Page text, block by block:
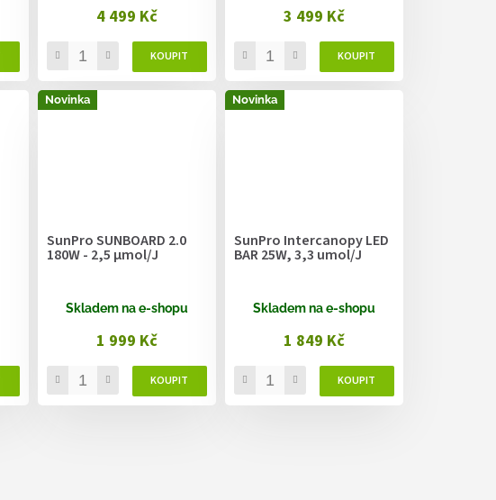
4 499 Kč 3 499 Kč
Novinka
SunPro SUNBOARD 2.0
180W - 2,5 µmol/J
Skladem na e-shopu
1 999 Kč
Novinka
SunPro Intercanopy LED
BAR 25W, 3,3 umol/J
Skladem na e-shopu
1 849 Kč